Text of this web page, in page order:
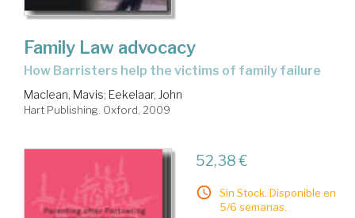
Family Law advocacy
how Barristers help the victims of family failure
Maclean, Mavis; Eekelaar, John
Hart Publishing. Oxford, 2009
52,38 €
Sin Stock. Disponible en
5/6 semanas.